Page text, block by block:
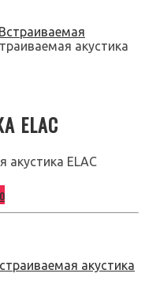
акустика
ELAC
акустика ELAC
акустика